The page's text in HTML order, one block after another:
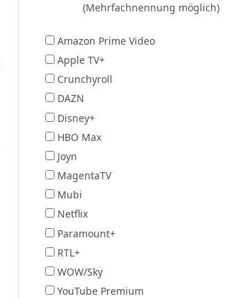
(Mehrfachnennung möglich)
Amazon Prime Video
Apple TV+
Crunchyroll
DAZN
Disney+
HBO Max
Joyn
MagentaTV
Mubi
Netflix
Paramount+
RTL+
WOW/Sky
YouTube Premium